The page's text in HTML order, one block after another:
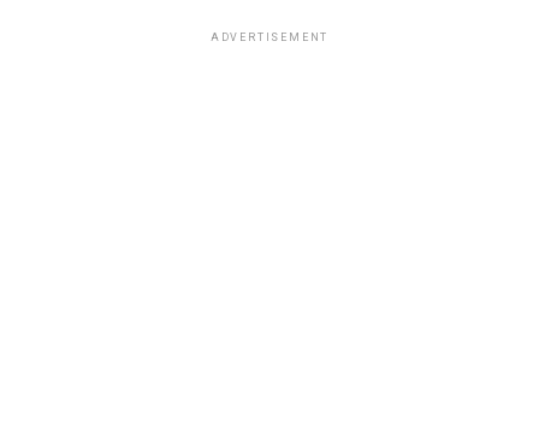
ADVERTISEMENT